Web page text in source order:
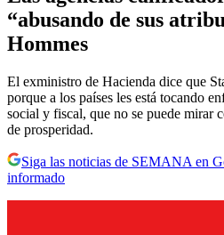
“abusando de sus
Hommes
El exministro de Hacienda dice que
porque a los países les está tocando
social y fiscal, que no se puede mirar
de prosperidad.
Siga las noticias de SEMANA en
informado